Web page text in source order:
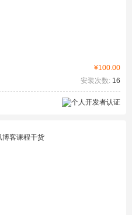
¥100.00
安装次数: 16